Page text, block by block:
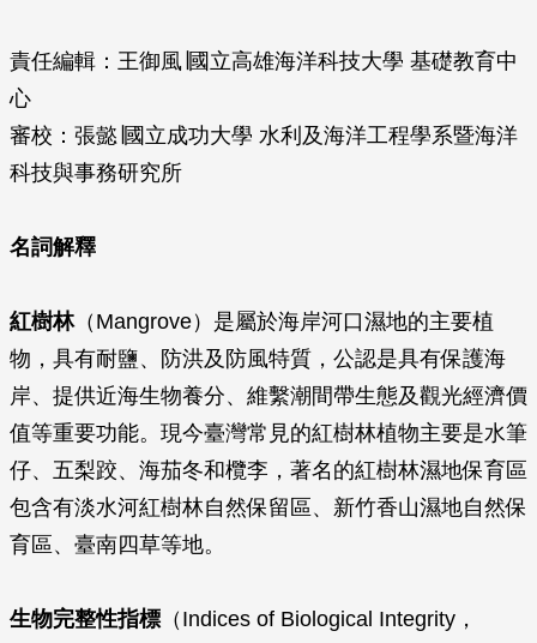
責任編輯：王御風∣國立高雄海洋科技大學 基礎教育中
心
審校：張懿∣國立成功大學 水利及海洋工程學系暨海洋
科技與事務研究所
名詞解釋
紅樹林（Mangrove）是屬於海岸河口濕地的主要植
物，具有耐鹽、防洪及防風特質，公認是具有保護海
岸、提供近海生物養分、維繫潮間帶生態及觀光經濟價
值等重要功能。現今臺灣常見的紅樹林植物主要是水筆
仔、五梨跤、海茄冬和欖李，著名的紅樹林濕地保育區
包含有淡水河紅樹林自然保留區、新竹香山濕地自然保
育區、臺南四草等地。
生物完整性指標 （Indices of Biological Integrity，